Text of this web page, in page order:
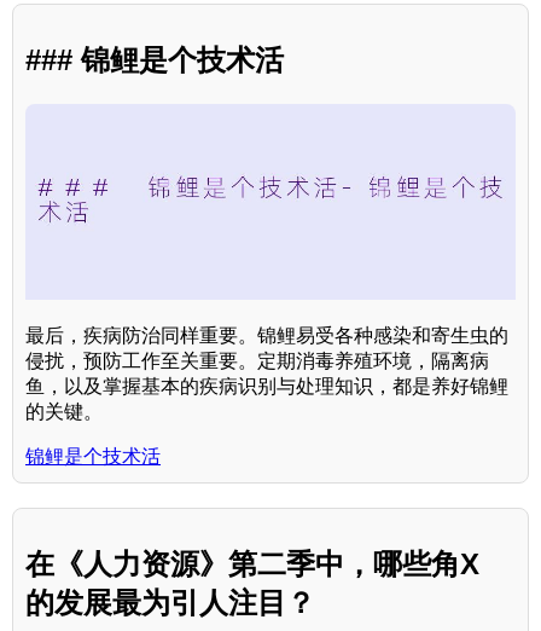
### 锦鲤是个技术活
最后，疾病防治同样重要。锦鲤易受各种感染和寄生虫的
侵扰，预防工作至关重要。定期消毒养殖环境，隔离病
鱼，以及掌握基本的疾病识别与处理知识，都是养好锦鲤
的关键。
锦鲤是个技术活
在《人力资源》第二季中，哪些角X
的发展最为引人注目？